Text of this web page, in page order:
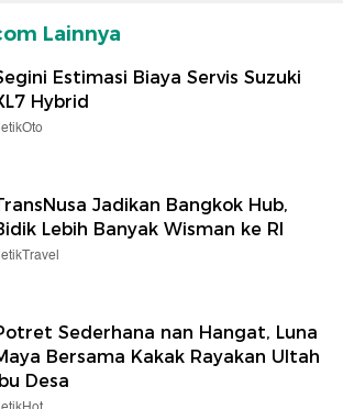
Lainnya
Estimasi Biaya Servis Suzuki
Hybrid
Jadikan Bangkok Hub,
Lebih Banyak Wisman ke RI
Sederhana nan Hangat, Luna
Bersama Kakak Rayakan Ultah
Desa